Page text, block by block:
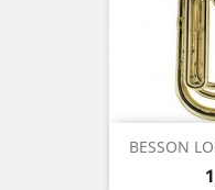
BESSON